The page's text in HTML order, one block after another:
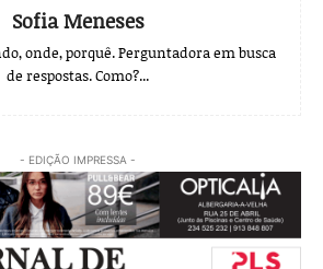
Sofia Meneses
onde, porquê. Perguntadora em busca
de respostas. Como?...
- EDIÇÃO IMPRESSA -